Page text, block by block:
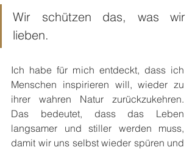
Wir schützen das, was wir
lieben.
Ich habe für mich entdeckt, dass ich
Menschen inspirieren will, wieder zu
ihrer wahren Natur zurückzukehren.
Das bedeutet, dass das Leben
langsamer und stiller werden muss,
damit wir uns selbst wieder spüren und